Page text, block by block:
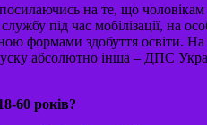
на те, що
під час мобілізації, на
формами здобуття освіти.
абсолютно інша – ДПС
60 років?